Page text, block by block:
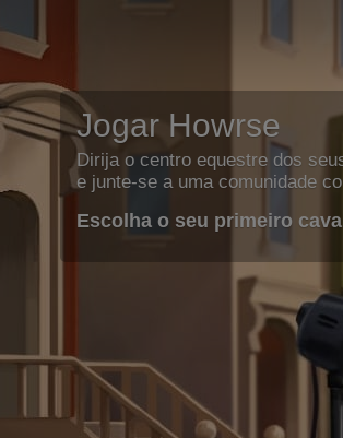
Jogar Howrse
Dirija o centro equestre dos
e junte-se a uma comunidade
Escolha o seu primeiro